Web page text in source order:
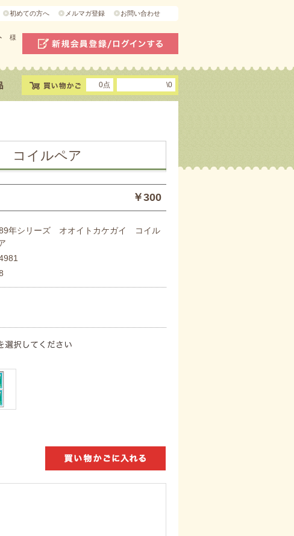
初めての方へ メルマガ登録 お問い合わせ
様
0点 \0
コイルペア
￥300
年シリーズ オオイトカケガイ コイル